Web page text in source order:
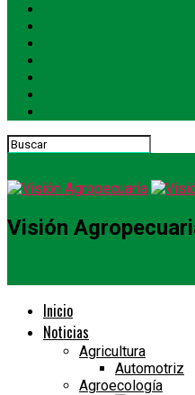
Visión
Inicio
Noticias
Agricultura
Automotriz
Agroecología